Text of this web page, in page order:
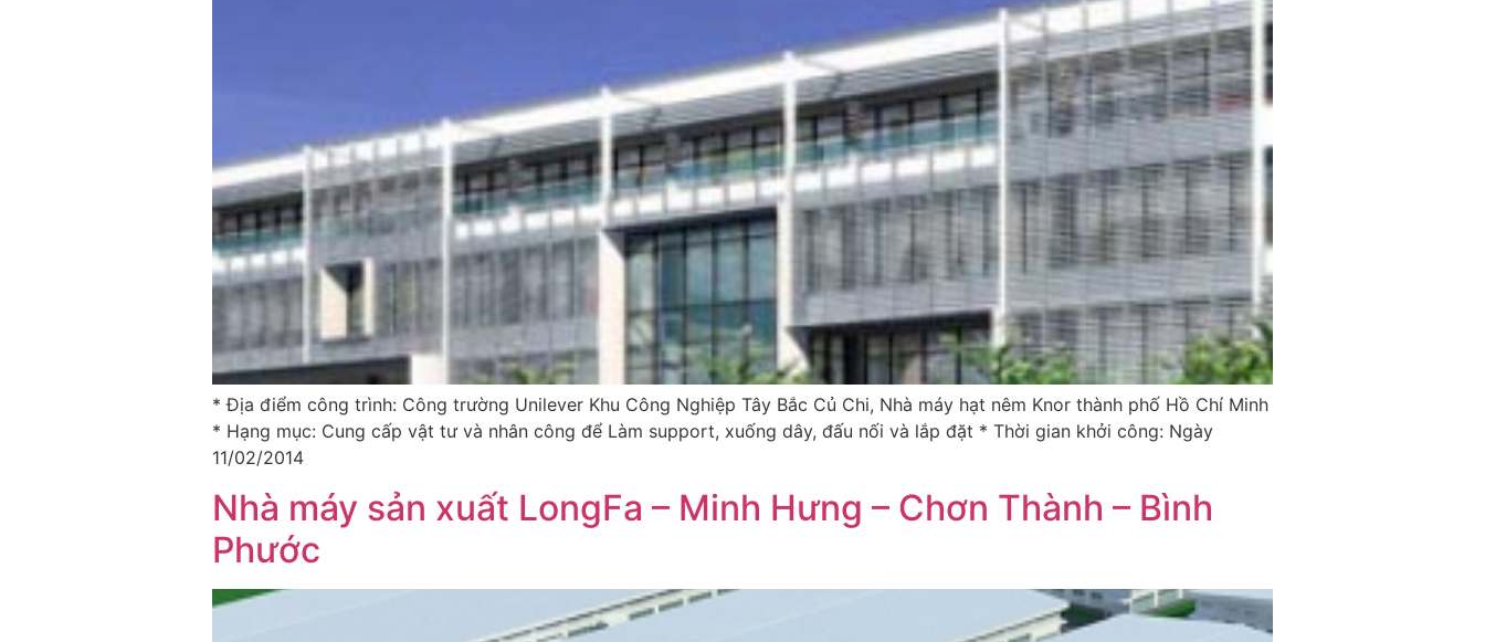
* Địa điểm công trình: Công trường Unilever Khu Công Nghiệp Tây Bắc Củ Chi, Nhà máy hạt nêm Knor thành phố Hồ Chí Minh
* Hạng mục: Cung cấp vật tư và nhân công để Làm support, xuống dây, đấu nối và lắp đặt * Thời gian khởi công: Ngày
11/02/2014
Nhà máy sản xuất LongFa – Minh Hưng – Chơn Thành – Bình
Phước